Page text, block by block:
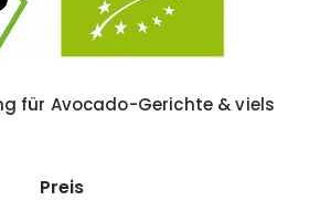
für Avocado-Gerichte & viels
Preis